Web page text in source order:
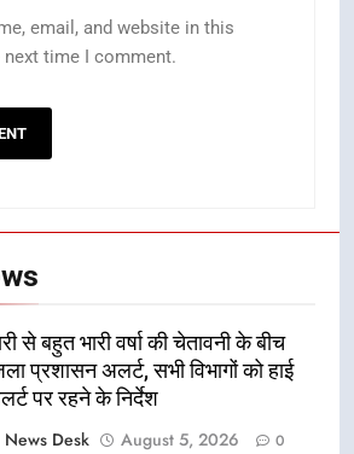
email, and website in this
time I comment.
से बहुत भारी वर्षा की चेतावनी के बीच
प्रशासन अलर्ट, सभी विभागों को हाई
पर रहने के निर्देश
News Desk
August 5, 2026 0